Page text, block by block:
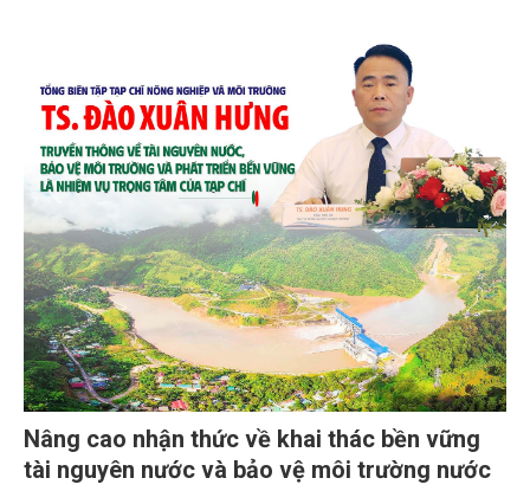
Nâng cao nhận thức về khai thác bền vững
tài nguyên nước và bảo vệ môi trường nước